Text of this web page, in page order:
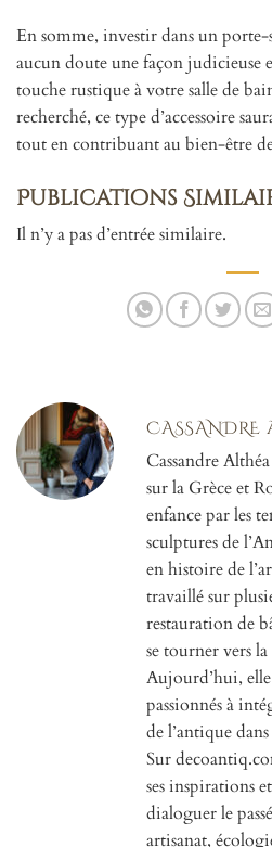
En somme, investir dans un porte-
aucun doute une façon judicieuse
touche rustique à votre salle de
recherché, ce type d’accessoire
tout en contribuant au bien-être
Publications
Il n’y a pas d’entrée similaire.
CASSANDRE
Cassandre
sur la Grèce et
enfance par les
sculptures de
en histoire de
travaillé sur
restauration de
se tourner vers
Aujourd’hui,
passionnés à
de l’antique
Sur
ses inspirations
dialoguer le
artisanat,